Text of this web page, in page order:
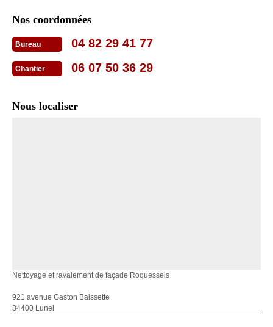
Nos coordonnées
Bureau 04 82 29 41 77
Chantier 06 07 50 36 29
Nous localiser
Nettoyage et ravalement de façade Roquessels
921 avenue Gaston Baissette
34400 Lunel